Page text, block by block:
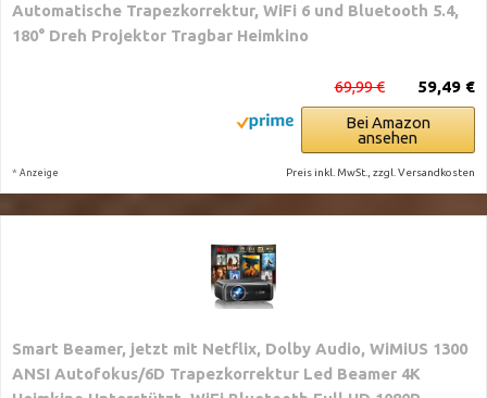
Automatische Trapezkorrektur, WiFi 6 und Bluetooth 5.4,
180° Dreh Projektor Tragbar Heimkino
59,49 €
69,99 €
Bei Amazon
ansehen
* Anzeige Preis inkl. MwSt., zzgl. Versandkosten
Smart Beamer, jetzt mit Netflix, Dolby Audio, WiMiUS 1300
ANSI Autofokus/6D Trapezkorrektur Led Beamer 4K